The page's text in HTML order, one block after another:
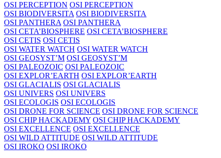
OSI PERCEPTION OSI PERCEPTION
OSI BIODIVERSITA OSI BIODIVERSITA
OSI PANTHERA OSI PANTHERA
OSI CETA’BIOSPHERE OSI CETA’BIOSPHERE
OSI CETIS OSI CETIS
OSI WATER WATCH OSI WATER WATCH
OSI GEOSYST’M OSI GEOSYST’M
OSI PALEOZOIC OSI PALEOZOIC
OSI EXPLOR’EARTH OSI EXPLOR’EARTH
OSI GLACIALIS OSI GLACIALIS
OSI UNIVERS OSI UNIVERS
OSI ECOLOGIS OSI ECOLOGIS
OSI DRONE FOR SCIENCE OSI DRONE FOR SCIENCE
OSI CHIP HACKADEMY OSI CHIP HACKADEMY
OSI EXCELLENCE OSI EXCELLENCE
OSI WILD ATTITUDE OSI WILD ATTITUDE
OSI IROKO OSI IROKO